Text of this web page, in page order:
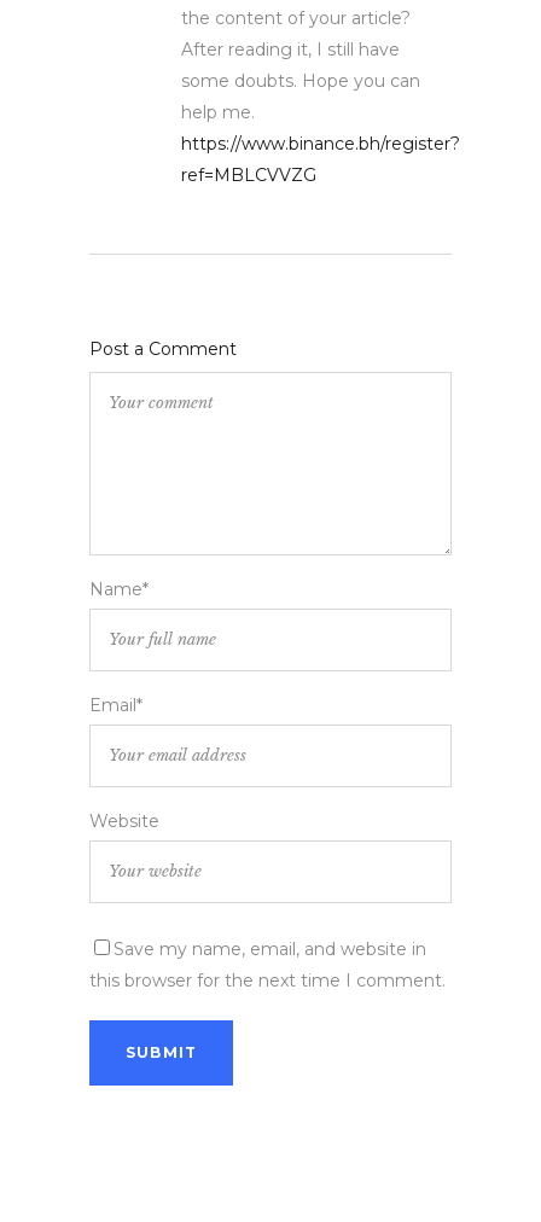
the content of your article?
After reading it, I still have
some doubts. Hope you can
help me.
https://www.binance.bh/register?
ref=MBLCVVZG
Post a Comment
Name*
Email*
Website
Save my name, email, and website in
this browser for the next time I comment.